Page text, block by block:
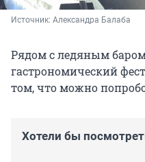
Источник: Александра Балаба
Рядом с ледяным
гастрономический
том, что можно
Хотели бы